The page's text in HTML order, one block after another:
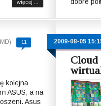
więcej ...
11
kolejna
ASUS, a na
Asus
2009-08-05